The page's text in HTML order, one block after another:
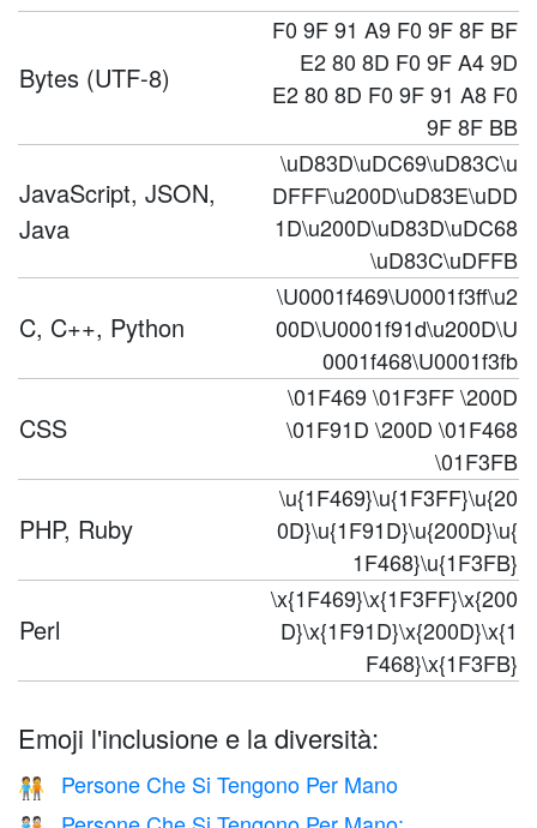
Bytes (UTF-8)
F0 9F 91 A9 F0 9F 8F BF
E2 80 8D F0 9F A4 9D
E2 80 8D F0 9F 91 A8 F0
9F 8F BB
JavaScript, JSON,
Java
\uD83D\uDC69\uD83C\u
DFFF\u200D\uD83E\uDD
1D\u200D\uD83D\uDC68
\uD83C\uDFFB
C, C++, Python
\U0001f469\U0001f3ff\u2
00D\U0001f91d\u200D\U
0001f468\U0001f3fb
CSS
\01F469 \01F3FF \200D
\01F91D \200D \01F468
\01F3FB
PHP, Ruby
\u{1F469}\u{1F3FF}\u{20
0D}\u{1F91D}\u{200D}\u{
1F468}\u{1F3FB}
Perl
\x{1F469}\x{1F3FF}\x{200
D}\x{1F91D}\x{200D}\x{1
F468}\x{1F3FB}
Emoji l'inclusione e la diversità:
🧑‍🤝‍🧑 Persone Che Si Tengono Per Mano